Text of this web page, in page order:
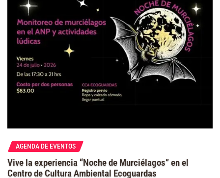
AGENDA DE EVENTOS
Vive la experiencia “Noche de Murciélagos” en el
Centro de Cultura Ambiental Ecoguardas